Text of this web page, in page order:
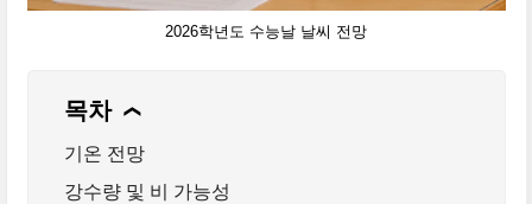
2026학년도 수능날 날씨 전망
목차 ❯
기온 전망
강수량 및 비 가능성